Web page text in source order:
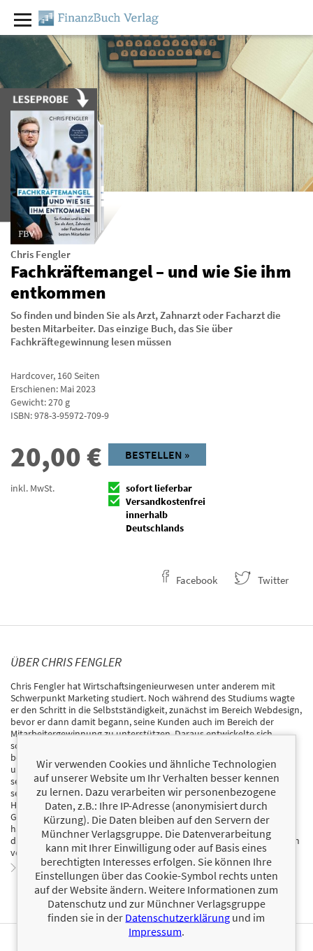
Chris Fengler
Fachkräftemangel – und wie Sie ihm
entkommen
So finden und binden Sie als Arzt, Zahnarzt oder Facharzt die
besten Mitarbeiter. Das einzige Buch, das Sie über
Fachkräftegewinnung lesen müssen
Hardcover, 160Seiten
Erschienen: Mai 2023
Gewicht: 270 g
ISBN:978-3-95972-709-9
20,00€
inkl. MwSt.
BESTELLEN »
sofort lieferbar
Versandkostenfrei
innerhalb
Deutschlands
Facebook Twitter
ÜBER CHRIS FENGLER
Chris Fengler hat Wirtschaftsingenieurwesen unter anderem mit
Schwerpunkt Marketing studiert. Noch während des Studiums wagte
er den Schritt in die Selbstständigkeit, zunächst im Bereich Webdesign,
bevor er dann damit begann, seine Kunden auch im Bereich der
Mitarbeitergewinnung zu unterstützen. Daraus entwickelte sich
schließlich die Leidenschaft, speziell Ärzte, Zahnärzte und Fachärzte
bei dem so wichtigen Thema der Fachkräftegewinnung zu
unterstützen. Mittlerweile verfügt Chris Fengler zusammen mit
seinem Team über langjährige Marketingerfahrung und hat sich mit
seiner Fengler Consulting GmbH in Berlin auf die besonderen
Herausforderungen der Mitarbeitergewinnung in der
Gesundheitsbranche spezialisiert. Seine einzigartige Vorgehensweise
hat bereits Hunderten Arzt-, Zahnarzt- und Facharztpraxen zu den
dringend benötigten menschlich und fachlich passenden Mitarbeitern
verholfen.
Zum Profil von Chris Fengler
Wir verwenden Cookies und ähnliche Technologien
auf unserer Website um Ihr Verhalten besser kennen
zu lernen. Dazu verarbeiten wir personenbezogene
Daten, z.B.: Ihre IP-Adresse (anonymisiert durch
Kürzung). Die Daten bleiben auf den Servern der
Münchner Verlagsgruppe. Die Datenverarbeitung
kann mit Ihrer Einwilligung oder auf Basis eines
berechtigten Interesses erfolgen. Sie können Ihre
Einstellungen über das Cookie-Symbol rechts unten
auf der Website ändern. Weitere Informationen zum
Datenschutz und zur Münchner Verlagsgruppe
finden sie in der Datenschutzerklärung und im
Impressum.